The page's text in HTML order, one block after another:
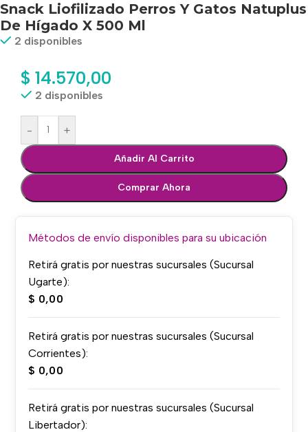
Snack Liofilizado Perros Y Gatos Natuplus
De Hígado X 500 Ml
2 disponibles
$ 14.570,00
2 disponibles
- +
Añadir Al Carrito
Comprar Ahora
Métodos de envío disponibles para su ubicación
Retirá gratis por nuestras sucursales (Sucursal
Ugarte):
$ 0,00
Retirá gratis por nuestras sucursales (Sucursal
Corrientes):
$ 0,00
Retirá gratis por nuestras sucursales (Sucursal
Libertador):